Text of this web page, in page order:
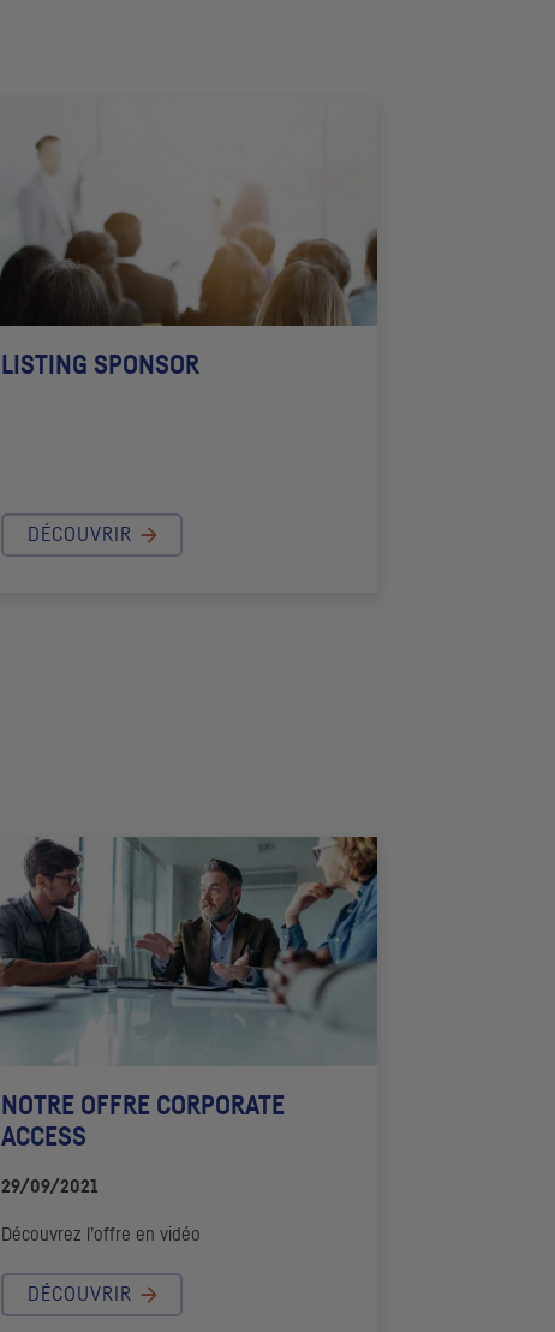
LISTING SPONSOR
DÉCOUVRIR
NOTRE OFFRE CORPORATE
ACCESS
29/09/2021
Découvrez l’offre en vidéo
DÉCOUVRIR